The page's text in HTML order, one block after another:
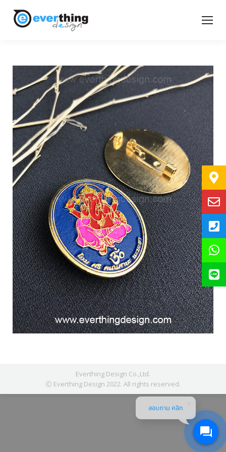
Everthing Design Co.,Ltd.
Ⓒ Everthing Design 2022. All rights reserved.
สอบถาม คลิก